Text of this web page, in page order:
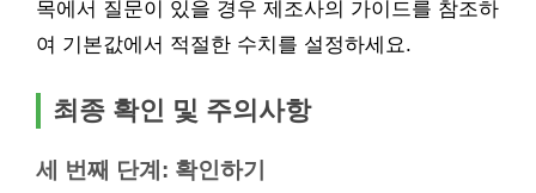
목에서 질문이 있을 경우 제조사의 가이드를 참조하
여 기본값에서 적절한 수치를 설정하세요.
최종 확인 및 주의사항
세 번째 단계: 확인하기